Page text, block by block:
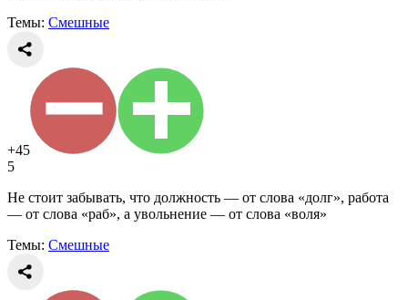
Темы: Смешные
+45
5
Не стоит забывать, что должность — от слова «долг», работа
— от слова «раб», а увольнение — от слова «воля»
Темы: Смешные